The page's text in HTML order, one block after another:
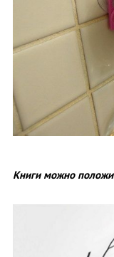
Книги можно